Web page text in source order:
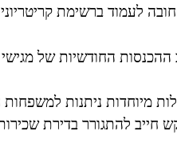
לעמוד ברשימת
ההכנסות החודשיות של
מיוחדות ניתנות למשפחות
חייב להתגורר בדירת